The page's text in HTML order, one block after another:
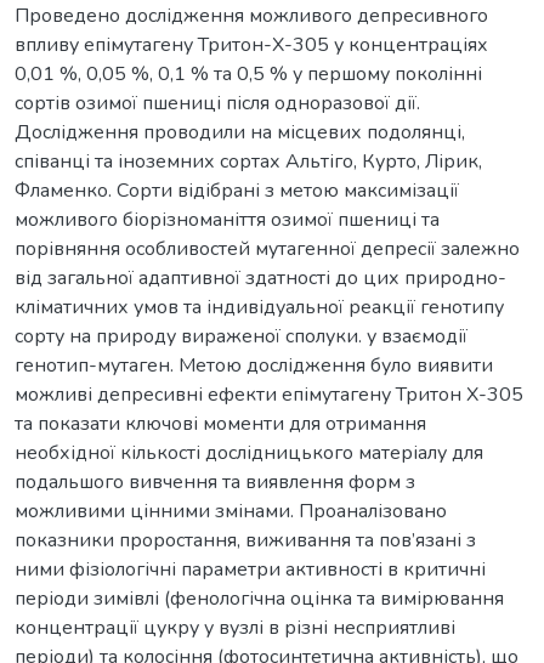
Проведено дослідження можливого депресивного
впливу епімутагену Тритон-Х-305 у концентраціях
0,01 %, 0,05 %, 0,1 % та 0,5 % у першому поколінні
сортів озимої пшениці після одноразової дії.
Дослідження проводили на місцевих подолянці,
співанці та іноземних сортах Альтіго, Курто, Лірик,
Фламенко. Сорти відібрані з метою максимізації
можливого біорізноманіття озимої пшениці та
порівняння особливостей мутагенної депресії залежно
від загальної адаптивної здатності до цих природно-
кліматичних умов та індивідуальної реакції генотипу
сорту на природу вираженої сполуки. у взаємодії
генотип-мутаген. Метою дослідження було виявити
можливі депресивні ефекти епімутагену Тритон Х-305
та показати ключові моменти для отримання
необхідної кількості дослідницького матеріалу для
подальшого вивчення та виявлення форм з
можливими цінними змінами. Проаналізовано
показники проростання, виживання та пов’язані з
ними фізіологічні параметри активності в критичні
періоди зимівлі (фенологічна оцінка та вимірювання
концентрації цукру у вузлі в різні несприятливі
періоди) та колосіння (фотосинтетична активність), що